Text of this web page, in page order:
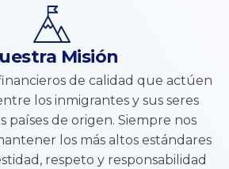
Misión
de calidad que actúen
los inmigrantes y sus seres
países de origen. Siempre nos
los más altos estándares
respeto y responsabilidad